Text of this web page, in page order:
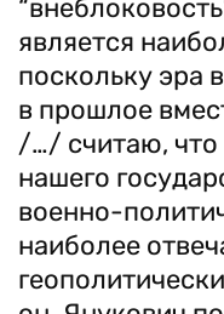
является
поскольку эра
в прошлое
/…/ считаю, что
нашего
военно-
наиболее